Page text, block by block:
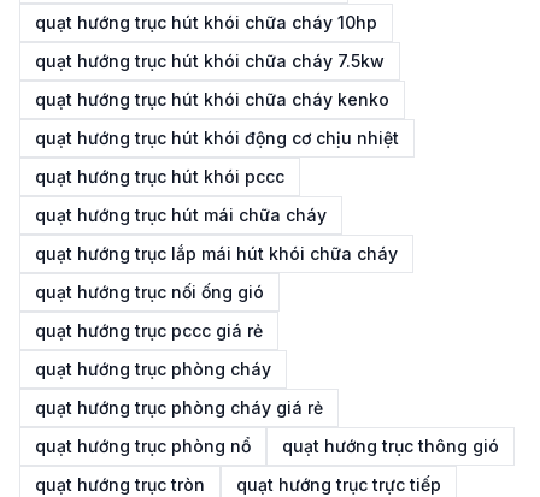
quạt hướng trục hút khói chữa cháy 10hp
quạt hướng trục hút khói chữa cháy 7.5kw
quạt hướng trục hút khói chữa cháy kenko
quạt hướng trục hút khói động cơ chịu nhiệt
quạt hướng trục hút khói pccc
quạt hướng trục hút mái chữa cháy
quạt hướng trục lắp mái hút khói chữa cháy
quạt hướng trục nối ống gió
quạt hướng trục pccc giá rẻ
quạt hướng trục phòng cháy
quạt hướng trục phòng cháy giá rẻ
quạt hướng trục phòng nổ
quạt hướng trục thông gió
quạt hướng trục tròn
quạt hướng trục trực tiếp